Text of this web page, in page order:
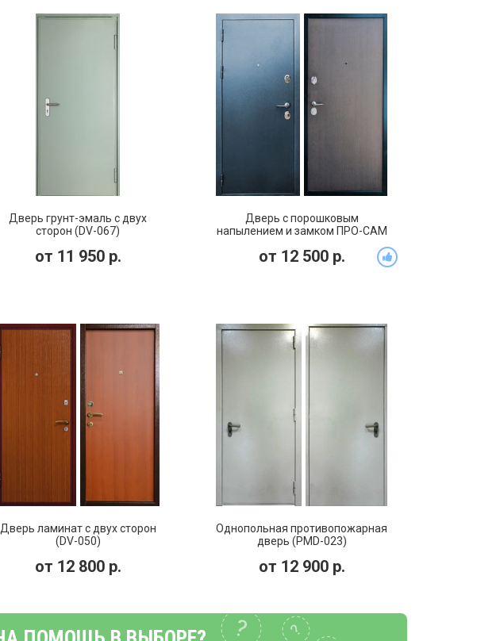
Дверь грунт-эмаль с двух
сторон (DV-067)
от 11 950р.
Дверь с порошковым
напылением и замком ПРО-САМ
от 12 500р.
Дверь ламинат с двух сторон
(DV-050)
от 12 800р.
Однопольная противопожарная
дверь (PMD-023)
от 12 900р.